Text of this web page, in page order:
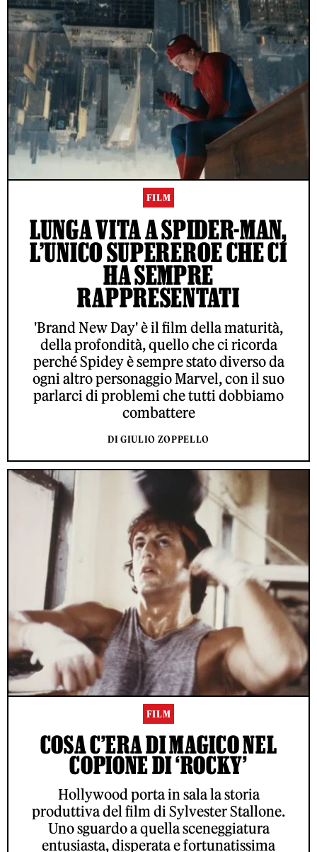
FILM
LUNGA VITA A SPIDER-MAN,
L’UNICO SUPEREROE CHE CI
HA SEMPRE
RAPPRESENTATI
'Brand New Day' è il film della maturità,
della profondità, quello che ci ricorda
perché Spidey è sempre stato diverso da
ogni altro personaggio Marvel, con il suo
parlarci di problemi che tutti dobbiamo
combattere
DI GIULIO ZOPPELLO
FILM
COSA C’ERA DI MAGICO NEL
COPIONE DI ‘ROCKY’
Hollywood porta in sala la storia
produttiva del film di Sylvester Stallone.
Uno sguardo a quella sceneggiatura
entusiasta, disperata e fortunatissima